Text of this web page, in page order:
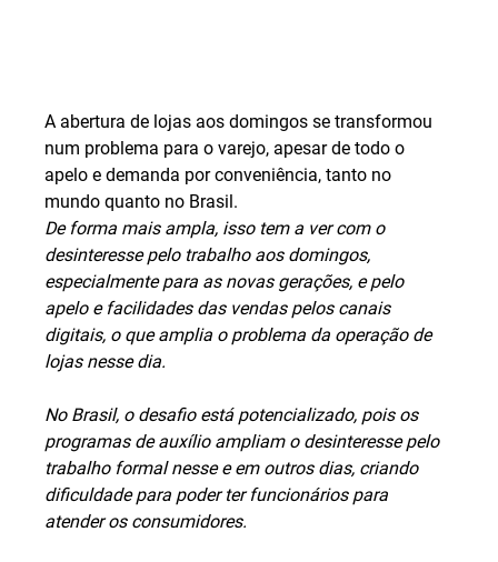
A abertura de lojas aos domingos se transformou
num problema para o varejo, apesar de todo o
apelo e demanda por conveniência, tanto no
mundo quanto no Brasil.
De forma mais ampla, isso tem a ver com o
desinteresse pelo trabalho aos domingos,
especialmente para as novas gerações, e pelo
apelo e facilidades das vendas pelos canais
digitais, o que amplia o problema da operação de
lojas nesse dia.
No Brasil, o desafio está potencializado, pois os
programas de auxílio ampliam o desinteresse pelo
trabalho formal nesse e em outros dias, criando
dificuldade para poder ter funcionários para
atender os consumidores.